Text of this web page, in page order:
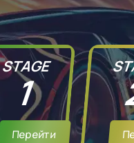
STAGE
1
Перейти